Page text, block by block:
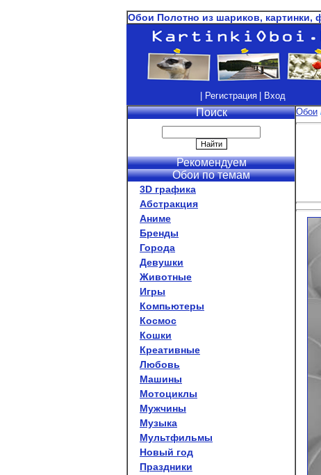
Обои Полотно из шариков, картинки,
| Регистрация | Вход
Поиск
Рекомендуем
Обои по темам
3D графика
Абстракция
Аниме
Бренды
Города
Девушки
Животные
Игры
Компьютеры
Космос
Кошки
Креативные
Любовь
Машины
Мотоциклы
Мужчины
Музыка
Мультфильмы
Новый год
Праздники
Обои